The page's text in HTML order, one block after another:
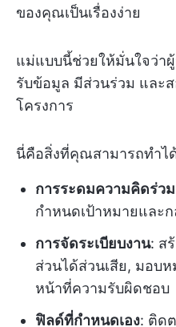
ของคุณเป็นเรื่องง่าย
แม่แบบนี้ช่วยให้มั่นใจว่า
รับข้อมูล มีส่วนร่วม และ
โครงการ
นี่คือสิ่งที่คุณสามารถทำไ
การระดมความคิดร่ว
กำหนดเป้าหมายและ
การจัดระเบียบงาน: ส
ส่วนได้ส่วนเสีย, มอบ
หน้าที่ความรับผิดชอบ
ฟิลด์ที่กำหนดเอง: ติด